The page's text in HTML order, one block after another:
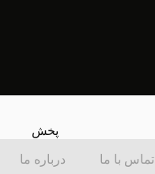
پخش
تماس با ما درباره ما